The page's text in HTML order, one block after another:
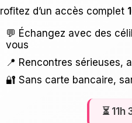
d’un accès complet
💬 Échangez avec des
vous
📍 Rencontres sérieuses,
🔐 Sans carte bancaire,
⏳ 11h